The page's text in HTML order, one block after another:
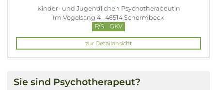
Kinder- und Jugendlichen Psychotherapeutin
Im Vogelsang 4 · 46514 Schermbeck
P/S
GKV
zur Detailansicht
Sie sind Psychotherapeut?